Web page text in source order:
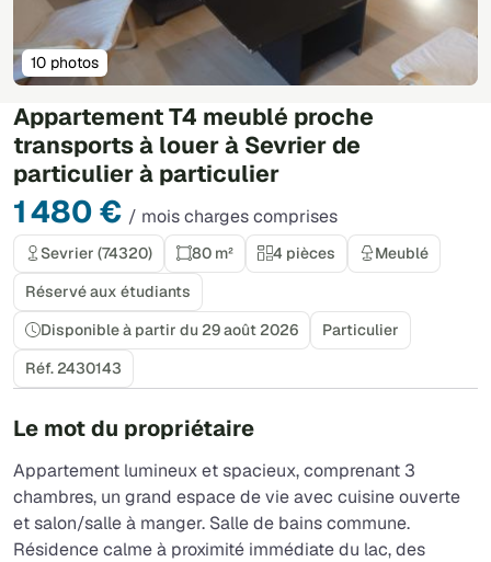
Appartement T4 meublé proche
transports à louer à Sevrier de
particulier à particulier
1 480 € / mois charges comprises
10 photos
Sevrier (74320) 80 m² 4 pièces
Meublé
Réservé aux étudiants
Disponible à partir du 29 août 2026
Particulier
Réf. 2430143
Le mot du propriétaire
Appartement lumineux et spacieux, comprenant 3
chambres, un grand espace de vie avec cuisine ouverte
et salon/salle à manger. Salle de bains commune.
Résidence calme à proximité immédiate du lac, des